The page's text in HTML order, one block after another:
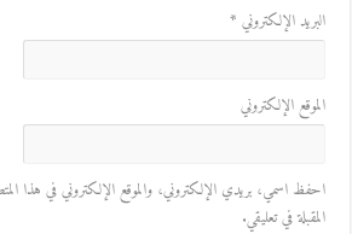
البريد الإلكتروني *
الموقع الإلكتروني
احفظ اسمي، بريدي الإلكتروني، والموقع الإلكتروني في هذا
المقبلة في تعليقي.